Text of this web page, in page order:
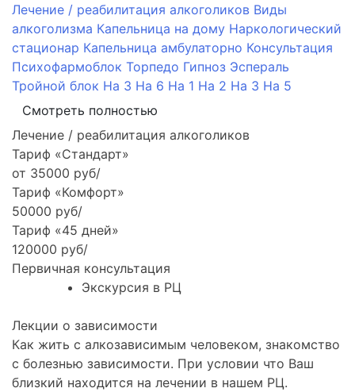
Лечение / реабилитация алкоголиков Виды
алкоголизма Капельница на дому Наркологический
стационар Капельница амбулаторно Консультация
Психофармоблок Торпедо Гипноз Эспераль
Тройной блок На 3 На 6 На 1 На 2 На 3 На 5
Смотреть полностью
Лечение / реабилитация алкоголиков
Тариф «Стандарт»
от 35000 руб/
Тариф «Комфорт»
50000 руб/
Тариф «45 дней»
120000 руб/
Первичная консультация
Экскурсия в РЦ
Лекции о зависимости
Как жить с алкозависимым человеком, знакомство
с болезнью зависимости. При условии что Ваш
близкий находится на лечении в нашем РЦ.